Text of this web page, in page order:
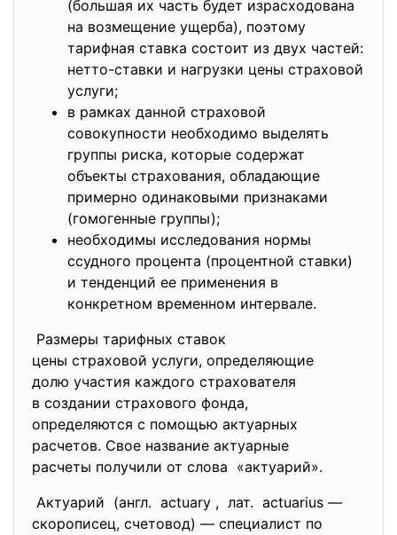
(большая их часть будет израсходована
на возмещение ущерба), поэтому
тарифная ставка состоит из двух частей:
нетто-ставки и нагрузки цены страховой
услуги;
в рамках данной страховой
совокупности необходимо выделять
группы риска, которые содержат
объекты страхования, обладающие
примерно одинаковыми признаками
(гомогенные группы);
необходимы исследования нормы
ссудного процента (процентной ставки)
и тенденций ее применения в
конкретном временном интервале.
Размеры тарифных ставок
цены страховой услуги, определяющие
долю участия каждого страхователя
в создании страхового фонда,
определяются с помощью актуарных
расчетов. Свое название актуарные
расчеты получили от слова «актуарий».
Актуарий (англ. actuary , лат. actuarius —
скорописец, счетовод) — специалист по